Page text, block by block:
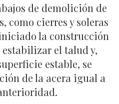
de demolición de
como cierres y soleras
la construcción
el talud y,
estable, se
de la acera igual a